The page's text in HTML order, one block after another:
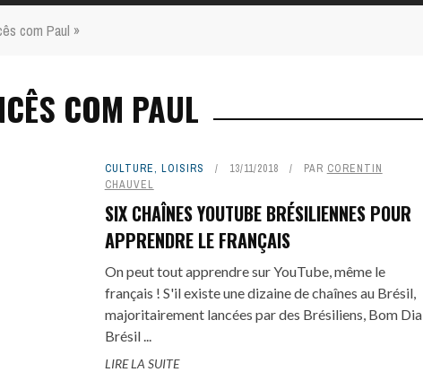
com Paul »
COM PAUL
CULTURE, LOISIRS 13/11/2018 PAR CORENTIN
CHAUVEL
SIX CHAÎNES YOUTUBE BRÉSILIENNES POUR
APPRENDRE LE FRANÇAIS
On peut tout apprendre sur YouTube, même le
français ! S'il existe une dizaine de chaînes au Brésil,
majoritairement lancées par des Brésiliens, Bom Dia
Brésil ...
LIRE LA SUITE